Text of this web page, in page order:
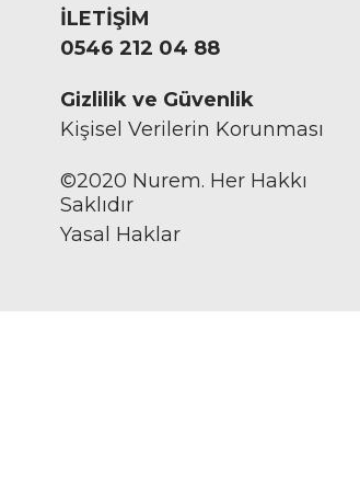
İLETİŞİM
0546 212 04 88
Gizlilik ve Güvenlik
Kişisel Verilerin Korunması
©2020 Nurem. Her Hakkı
Saklıdır
Yasal Haklar